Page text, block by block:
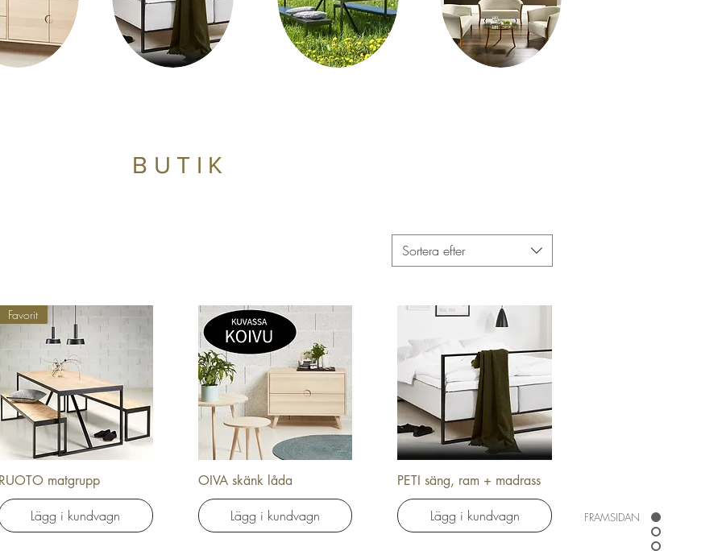
FRAMSIDAN
BUTIK
Sortera efter
Snabbvisning
Favorit
RUOTO matgrupp
Lägg i kundvagn
Snabbvisning
OIVA skänk låda
Lägg i kundvagn
Snabbvisning
PETI säng, ram + madrass
Lägg i kundvagn